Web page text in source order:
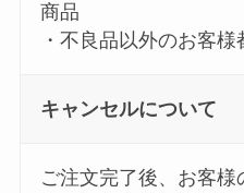
商品
・不良品以外のお客
キャンセルについて
ご注文完了後、お客